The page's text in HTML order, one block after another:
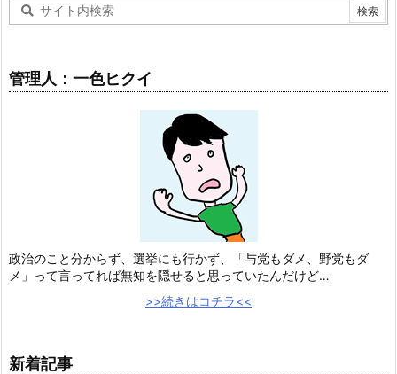
管理人：一色ヒクイ
政治のこと分からず、選挙にも行かず、「与党もダメ、野党もダ
メ」って言ってれば無知を隠せると思っていたんだけど…
>>続きはコチラ<<
新着記事